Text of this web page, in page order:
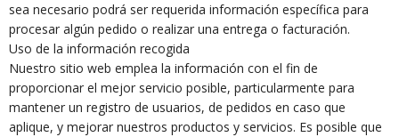
sea necesario podrá ser requerida información específica para
procesar algún pedido o realizar una entrega o facturación.
Uso de la información recogida
Nuestro sitio web emplea la información con el fin de
proporcionar el mejor servicio posible, particularmente para
mantener un registro de usuarios, de pedidos en caso que
aplique, y mejorar nuestros productos y servicios. Es posible que